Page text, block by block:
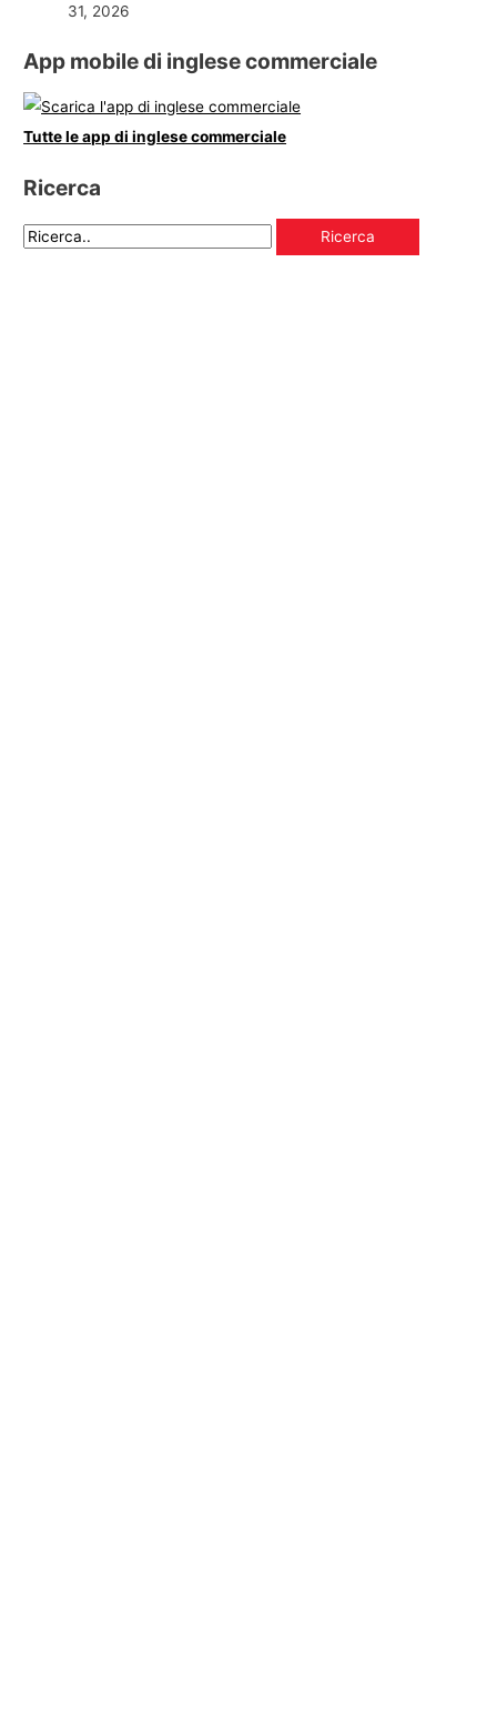
31, 2026
App mobile di inglese commerciale
Tutte le app di inglese commerciale
Ricerca